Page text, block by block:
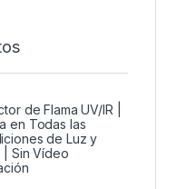
de Flama UV/IR |
en Todas las
de Luz y
| Sin Vídeo